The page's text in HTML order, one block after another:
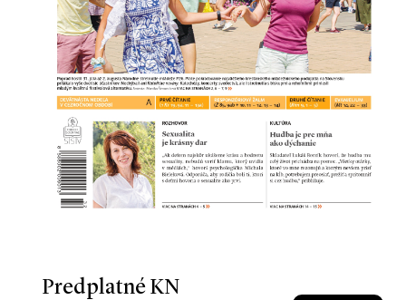
Predplatné KN